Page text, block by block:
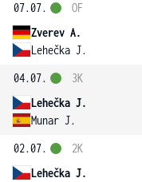
07.07.
Zverev A.
Lehečka J.
OF
04.07.
Lehečka J.
Munar J.
3K
02.07.
Lehečka J.
2K